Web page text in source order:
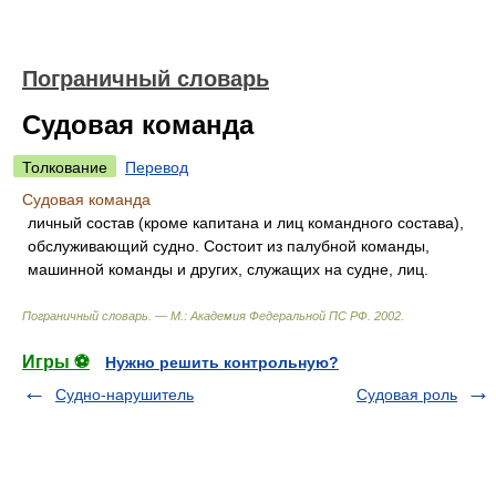
Пограничный словарь
Судовая команда
Толкование
Перевод
Судовая команда
личный состав (кроме капитана и лиц командного состава),
обслуживающий судно. Состоит из палубной команды,
машинной команды и других, служащих на судне, лиц.
Пограничный словарь. — М.: Академия Федеральной ПС РФ 2002
Игры ⚽
Нужно решить контрольную?
Судно-нарушитель
Судовая роль